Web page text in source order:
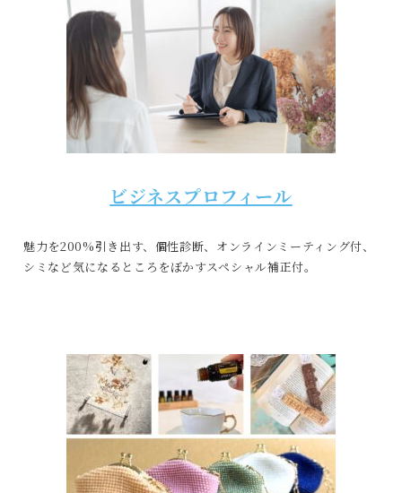
ビジネスプロフィール
魅力を200%引き出す、個性診断、オンラインミーティング付、
シミなど気になるところをぼかすスペシャル補正付。